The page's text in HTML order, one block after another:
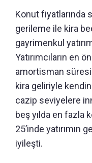
Konut fiyatlarında
gerileme ile kira
gayrimenkul
Yatırımcıların en
amortisman süresi
kira geliriyle
cazip seviyelere
beş yılda en fazla
25’inde yatırımın
iyileşti.